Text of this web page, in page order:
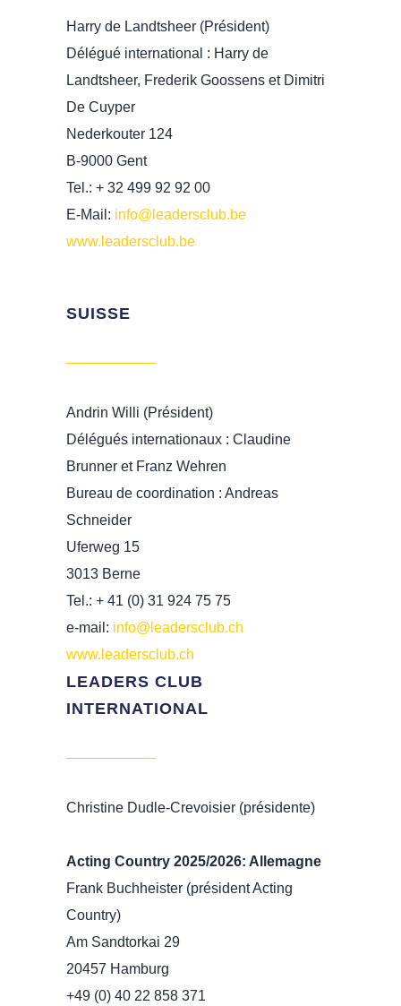
Harry de Landtsheer (Président)
Délégué international : Harry de
Landtsheer, Frederik Goossens et Dimitri
De Cuyper
Nederkouter 124
B-9000 Gent
Tel.: + 32 499 92 92 00
E-Mail: info@leadersclub.be
www.leadersclub.be
SUISSE
Andrin Willi (Président)
Délégués internationaux : Claudine
Brunner et Franz Wehren
Bureau de coordination : Andreas
Schneider
Uferweg 15
3013 Berne
Tel.: + 41 (0) 31 924 75 75
e-mail: info@leadersclub.ch
www.leadersclub.ch
LEADERS CLUB
INTERNATIONAL
Christine Dudle-Crevoisier (présidente)
Acting Country 2025/2026: Allemagne
Frank Buchheister (président Acting
Country)
Am Sandtorkai 29
20457 Hamburg
+49 (0) 40 22 858 371